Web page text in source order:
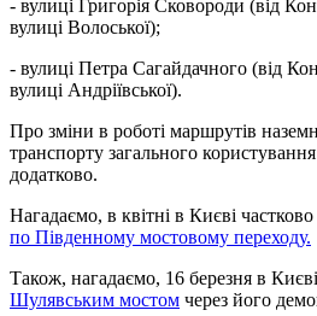
- вулиці Григорія Сковороди (від
вулиці Волоської);
- вулиці Петра Сагайдачного (від
вулиці Андріївської).
Про зміни в роботі маршрутів
транспорту загального
додатково.
Нагадаємо, в квітні в Києві частково
по Південному мостовому переходу.
Також, нагадаємо, 16 березня в Києві
Шулявським мостом через його